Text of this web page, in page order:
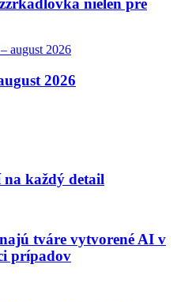
2026
každý detail
tváre vytvorené AI v
prípadov